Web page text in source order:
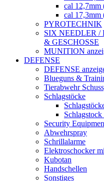
cal 12,7mm
cal 17,3mm
PYROTECHNIK
SIX NEEDLER /
& GESCHOSSE
MUNITION
DEFENSE
DEFENSE
Blueguns &
Tierabwehr
Schlagstöcke
Security
Abwehrspray
Schrillalarme
Elektroschocker
Kubotan
Handschellen
Sonstiges